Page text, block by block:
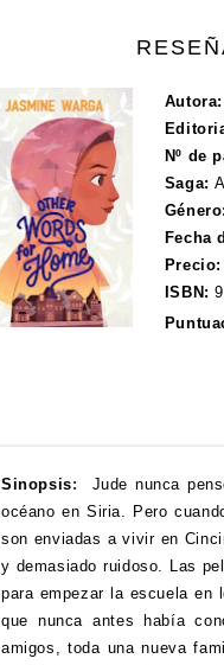
Autora:
Nº de
Saga:
Género:
Fecha
Precio:
ISBN:
Sinopsis:
Jude nunca
océano en Siria. Pero
son enviadas a vivir en
y demasiado ruidoso. Las
para empezar la escuela en
que nunca antes había
amigos, toda una nueva